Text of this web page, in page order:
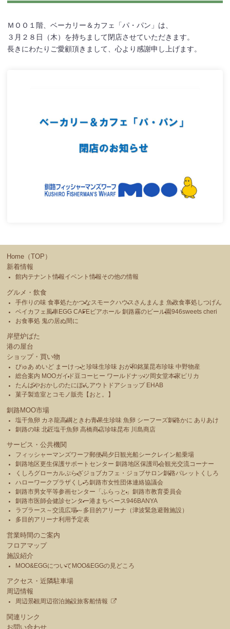
ＭＯＯ１階、ベーカリー＆カフェ「パ・パン」は、
３月２８日（木）を持ちまして閉店させていただきます。
長きにわたりご愛顧頂きまして、心より感謝申し上げます。
Home（TOP）
新着情報
館内テナント情報イベント情報その他の情報
グルメ・飲食
手作りの味 食事処たかつな スモークハウス さんまんま 魚政食事処しつげん
ベイカフェ風車EGG CAFEビアホール 釧路霧のビール園946sweets cheri
お食事処 鬼の居ぬ間に
岸壁炉ばた
港の屋台
ショップ・買い物
ぴゅあ めいど まーけっと珍味生珍味 おが和銘菓昆布珍味 中野物産
総合案内 MOOガイド豆コーヒー ワールドナッツ 岡女堂本家 ピリカ
たんばやおかしのたにぽんアウトドアショップ EHAB
菓子製造室とコモノ販売【おと。】
釧路MOO市場
塩干魚卵 カネ龍高綱 ときわ青果生珍味 魚卵 シーフーズ釧路かに ありあけ
釧路の味 北匠塩干魚卵 高橋商店珍味昆布 川島商店
サービス・公共機関
フィッシャーマンズワーフ郵便局夕日観光船シークレイン船乗場
釧路地区更生保護サポートセンター 釧路地区保護司会観光交流コーナー
くしろグローカルぷらざジョブカフェ・ジョブサロン釧路パレットくしろ
ハローワークプラザくしろ釧路市女性団体連絡協議会
釧路市男女平等参画センター「ふらっと」釧路市教育委員会
釧路市医師会健診センター港まちベース946BANYA
ラプラース～交流広場～ 多目的アリーナ（津波緊急避難施設）
多目的アリーナ利用予定表
営業時間のご案内
フロアマップ
施設紹介
MOO&EGGについて MOO&EGGの見どころ
アクセス・近隣駐車場
周辺情報
周辺景観 周辺宿泊施設旅客船情報
関連リンク
お問い合わせ